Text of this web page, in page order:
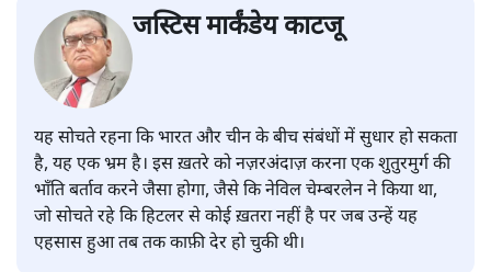
जस्टिस मार्कंडेय काटजू
यह सोचते रहना कि भारत और चीन के बीच संबंधों में सुधार हो सकता
है, यह एक भ्रम है। इस ख़तरे को नज़रअंदाज़ करना एक शुतुरमुर्ग की
भाँति बर्ताव करने जैसा होगा, जैसे कि नेविल चेम्बरलेन ने किया था,
जो सोचते रहे कि हिटलर से कोई ख़तरा नहीं है पर जब उन्हें यह
एहसास हुआ तब तक काफ़ी देर हो चुकी थी।